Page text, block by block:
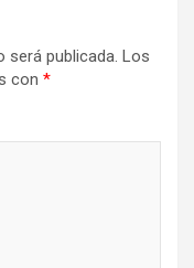
será publicada. Los
con *